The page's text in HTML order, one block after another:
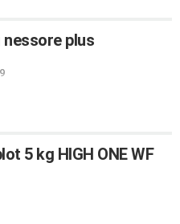
nessore plus
5 kg HIGH ONE WF